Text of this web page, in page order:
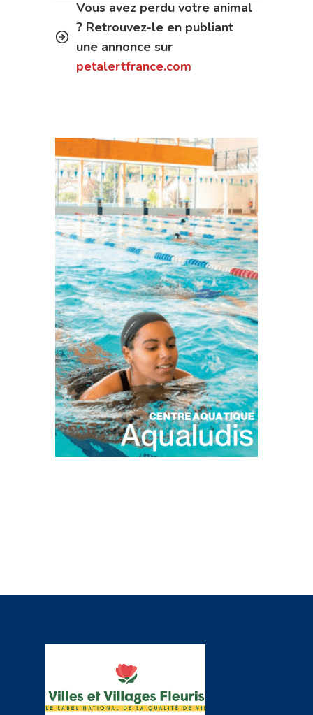
Vous avez perdu votre animal
? Retrouvez-le en publiant
une annonce sur
petalertfrance.com